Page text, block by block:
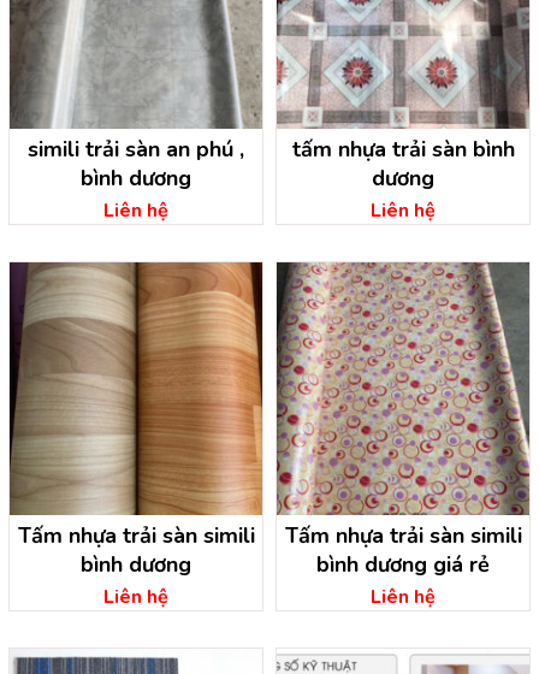
simili trải sàn an phú ,
bình dương
Liên hệ
tấm nhựa trải sàn bình
dương
Liên hệ
Tấm nhựa trải sàn simili
bình dương
Liên hệ
Tấm nhựa trải sàn simili
bình dương giá rẻ
Liên hệ